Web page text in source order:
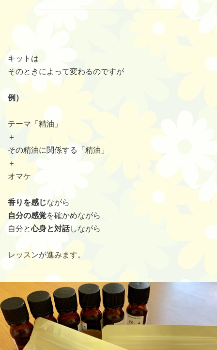
キットは
そのときによって変わるのですが
例）
テーマ「精油」
＋
その精油に関係する「精油」
＋
オマケ
香りを感じながら
自分の感覚を確かめながら
自分と心身と対話しながら
レッスンが進みます。